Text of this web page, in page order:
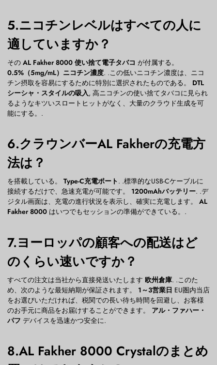
5.ニコチンレベルはすべての人に
適していますか？
その AL Fakher 8000 使い捨て電子タバコ が付属する。
0.5%（5mg/mL）ニコチン濃度. .この低いニコチン濃度は、ニコ
チン摂取を容易にするために特別に選択されたものである。 DTL
シーシャ・スタイルの吸入, 高ニコチンの使い捨てタバコに見られ
るようなキツいスロートヒットがなく、大量のクラウド生成を可
能にする。.
6.クラウンバーAL Fakherの充電方
法は？
を搭載している。 Type-C充電ポート. .標準的なUSB-Cケーブルに
接続するだけで、急速充電が可能です。 1200mAhバッテリー. .デ
ジタル画面は、充電の進行状況を表示し、確実に充電します。 AL
Fakher 8000 はいつでもセッションの準備ができている。.
7.ヨーロッパの顧客への配送はど
のくらい速いですか？
すべての注文は当社から直接発送いたします 欧州倉庫. .このた
め、次のような最短納期が保証されます。 1～3営業日 EU圏内当店
をお選びいただければ、税関での長い待ち時間を回避し、お客様
のお手元に商品をお届けすることができます。 アル・ファハー・
パフ デバイスを迅速かつ安全に.
8.AL Fakher 8000 Crystalのまとめ